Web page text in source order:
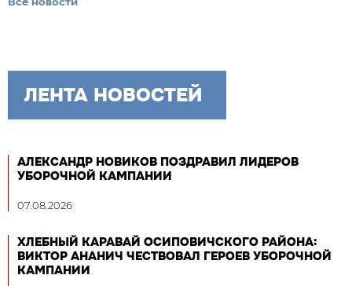
ЛЕНТА НОВОСТЕЙ
АЛЕКСАНДР НОВИКОВ ПОЗДРАВИЛ ЛИДЕРОВ
УБОРОЧНОЙ КАМПАНИИ
07.08.2026
ХЛЕБНЫЙ КАРАВАЙ ОСИПОВИЧСКОГО РАЙОНА:
ВИКТОР АНАНИЧ ЧЕСТВОВАЛ ГЕРОЕВ УБОРОЧНОЙ
КАМПАНИИ